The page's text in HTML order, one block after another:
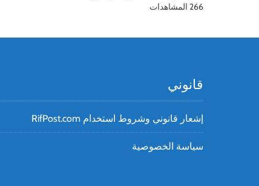
266 المشاهدات
قانوني
إشعار قانوني وشروط استخدام RifPost.com
سياسة الخصوصية